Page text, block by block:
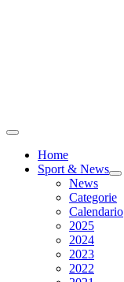
Home
Sport & News
News
Categorie
Calendario
2025
2024
2023
2022